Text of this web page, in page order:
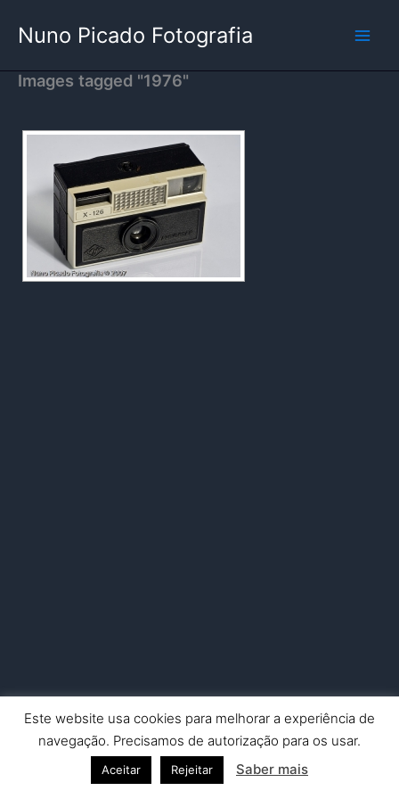
Nuno Picado Fotografia
Images tagged "1976"
Copyright © 2026 Nuno Picado Fotografia | Powered byAstra
WordPress Theme
Este website usa cookies para melhorar a experiência de
navegação. Precisamos de autorização para os usar.
Aceitar Rejeitar Saber mais